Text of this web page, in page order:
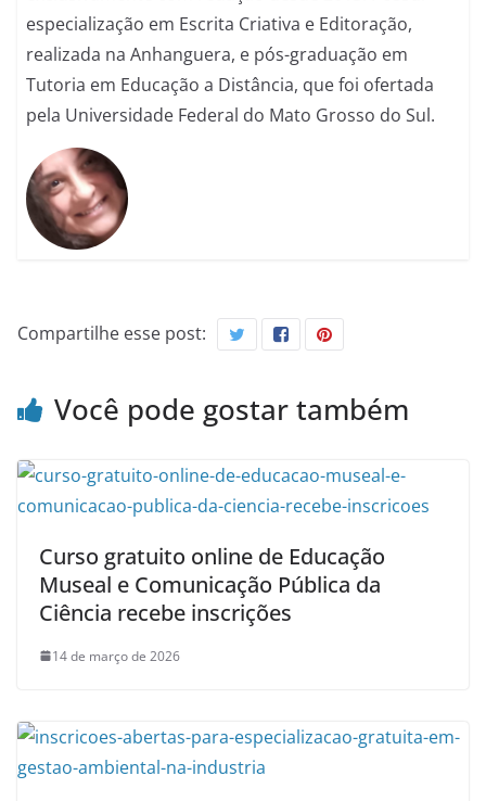
especialização em Escrita Criativa e Editoração,
realizada na Anhanguera, e pós-graduação em
Tutoria em Educação a Distância, que foi ofertada
pela Universidade Federal do Mato Grosso do Sul.
Compartilhe esse post:
Você pode gostar também
Curso gratuito online de Educação
Museal e Comunicação Pública da
Ciência recebe inscrições
14 de março de 2026